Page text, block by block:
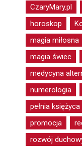
CzaryMary.pl
horoskop
magia miłosna
magia świec
medycyna
numerologia
pełnia księżyca
promocja
rozwój